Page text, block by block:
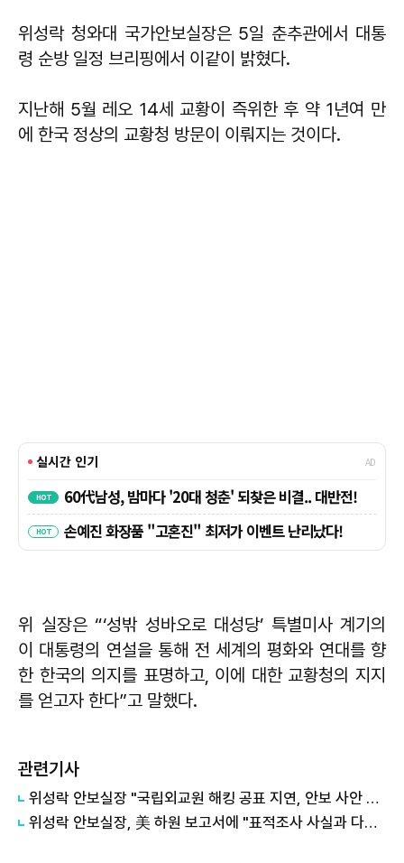
위성락 청와대 국가안보실장은 5일 춘추관에서 대통
령 순방 일정 브리핑에서 이같이 밝혔다.
지난해 5월 레오 14세 교황이 즉위한 후 약 1년여 만
에 한국 정상의 교황청 방문이 이뤄지는 것이다.
위 실장은 “‘성밖 성바오로 대성당’ 특별미사 계기의
이 대통령의 연설을 통해 전 세계의 평화와 연대를 향
한 한국의 의지를 표명하고, 이에 대한 교황청의 지지
를 얻고자 한다”고 말했다.
관련기사
위성락 안보실장 "국립외교원 해킹 공표 지연, 안보 사안 때문"
위성락 안보실장, 美 하원 보고서에 "표적조사 사실과 다르다"